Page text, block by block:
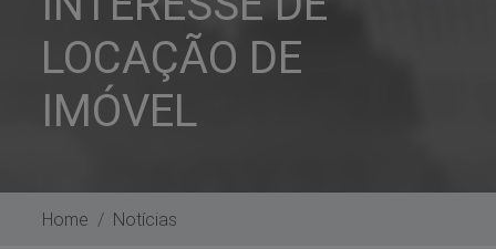
LOCAÇÃO DE
IMÓVEL
Home Notícias